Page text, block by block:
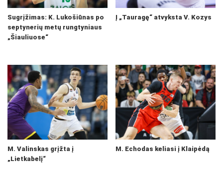
Sugrįžimas: K. Lukošiūnas po
septynerių metų rungtyniaus
„Šiauliuose“
Į „Tauragę“ atvyksta V. Kozys
M. Valinskas grįžta į
„Lietkabelį“
M. Echodas keliasi į Klaipėdą